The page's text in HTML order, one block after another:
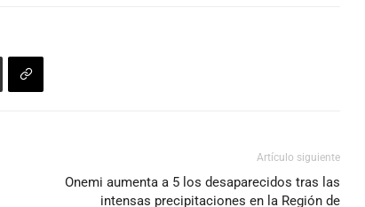
Artículo siguiente
Onemi aumenta a 5 los desaparecidos tras las
intensas precipitaciones en la Región de